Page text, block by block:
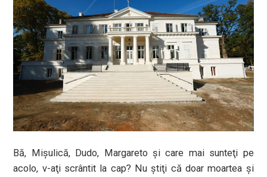
Bă, Mişulică, Dudo, Margareto şi care mai sunteţi pe
acolo, v-aţi scrântit la cap? Nu ştiţi că doar moartea şi